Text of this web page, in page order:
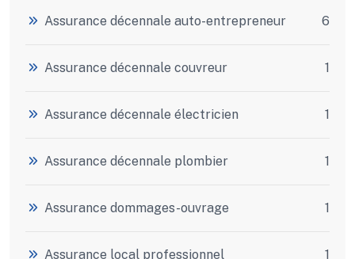
Assurance décennale auto-entrepreneur 6
Assurance décennale couvreur 1
Assurance décennale électricien 1
Assurance décennale plombier 1
Assurance dommages-ouvrage 1
Assurance local professionnel 1